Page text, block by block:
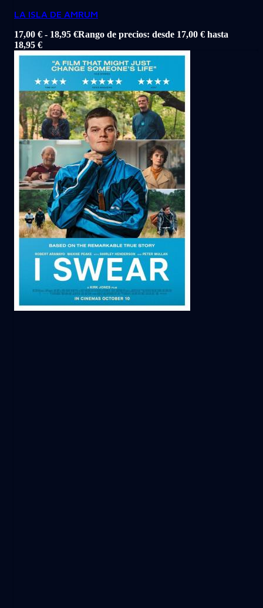
LA ISLA DE AMRUM
17,00 € - 18,95 €Rango de precios: desde 17,00 € hasta
18,95 €